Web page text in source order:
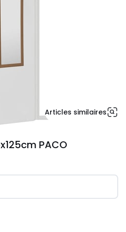
Articles similaires
PACO